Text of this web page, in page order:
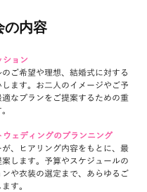
内容
ション
ご希望や理想、結婚式に対する
ます。お二人のイメージやご予
なプランをご提案するための重
ェディングのプランニング
、ヒアリング内容をもとに、最
します。予算やスケジュールの
や衣装の選定まで、あらゆるご
す。